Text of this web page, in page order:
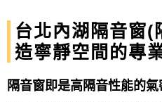
鋁門窗工程宅急便 配合各
善高品質的產品。對於客
台北內湖隔音窗(
造寧靜空間的專
隔音窗即是高隔音性能的氣